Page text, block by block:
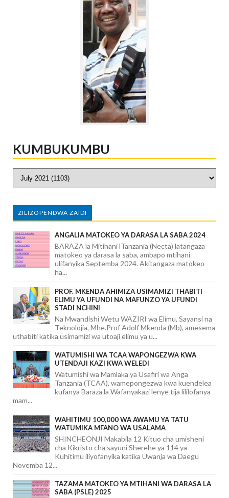
KUMBUKUMBU
ZILIZOPENDWA ZAIDI
ANGALIA MATOKEO YA DARASA LA SABA 2024
BARAZA la Mitihani lTanzania (Necta) latangaza
matokeo ya darasa la saba, ambapo mtihani
ulifanyika Septemba 2024. Akitangaza matokeo
ha...
PROF. MKENDA AHIMIZA USIMAMIZI THABITI
ELIMU YA UFUNDI NA MAFUNZO YA UFUNDI
STADI NCHINI
Na Mwandishi Wetu WAZIRI wa Elimu, Sayansi na
Teknolojia, Mhe.Prof Adolf Mkenda (Mb), amesema
uthabiti katika usimamizi wa utoaji elimu ya u...
WATUMISHI WA TCAA WAPONGEZWA KWA
UTENDAJI KAZI KWA WELEDI
Watumishi wa Mamlaka ya Usafiri wa Anga
Tanzania (TCAA), wamepongezwa kwa kuendelea
kufanya Baraza la Wafanyakazi lenye tija lililofanya
mam...
WAHITIMU 100,000 WA AWAMU YA TATU
WATUMIKA MFANO WA USALAMA
SHINCHEONJI Makabila 12 Kituo cha umisheni
cha Kikristo cha sayuni Sherehe ya 114 ya
Kuhitimu iliyofanyika katika Uwanja wa Daegu
Novemba 12...
TAZAMA MATOKEO YA MTIHANI WA DARASA LA
SABA (PSLE) 2025